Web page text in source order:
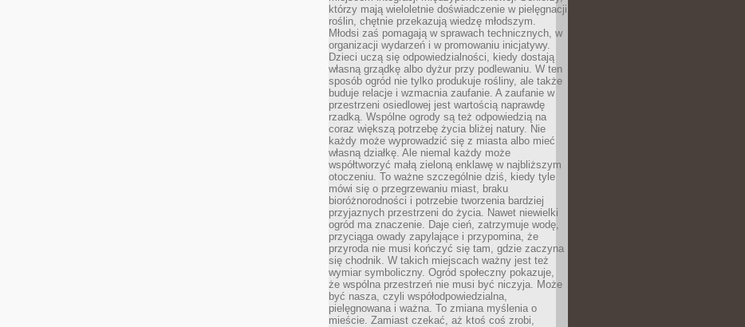
którzy mają wieloletnie doświadczenie w pielęgnacji
roślin, chętnie przekazują wiedzę młodszym.
Młodsi zaś pomagają w sprawach technicznych, w
organizacji wydarzeń i w promowaniu inicjatywy.
Dzieci uczą się odpowiedzialności, kiedy dostają
własną grządkę albo dyżur przy podlewaniu. W ten
sposób ogród nie tylko produkuje rośliny, ale także
buduje relacje i wzmacnia zaufanie. A zaufanie w
przestrzeni osiedlowej jest wartością naprawdę
rzadką. Wspólne ogrody są też odpowiedzią na
coraz większą potrzebę życia bliżej natury. Nie
każdy może wyprowadzić się z miasta albo mieć
własną działkę. Ale niemal każdy może
współtworzyć małą zieloną enklawę w najbliższym
otoczeniu. To ważne szczególnie dziś, kiedy tyle
mówi się o przegrzewaniu miast, braku
bioróżnorodności i potrzebie tworzenia bardziej
przyjaznych przestrzeni do życia. Nawet niewielki
ogród ma znaczenie. Daje cień, zatrzymuje wodę,
przyciąga owady zapylające i przypomina, że
przyroda nie musi kończyć się tam, gdzie zaczyna
się chodnik. W takich miejscach ważny jest też
wymiar symboliczny. Ogród społeczny pokazuje,
że wspólna przestrzeń nie musi być niczyja. Może
być nasza, czyli współodpowiedzialna,
pielęgnowana i ważna. To zmiana myślenia o
mieście. Zamiast czekać, aż ktoś coś zrobi,